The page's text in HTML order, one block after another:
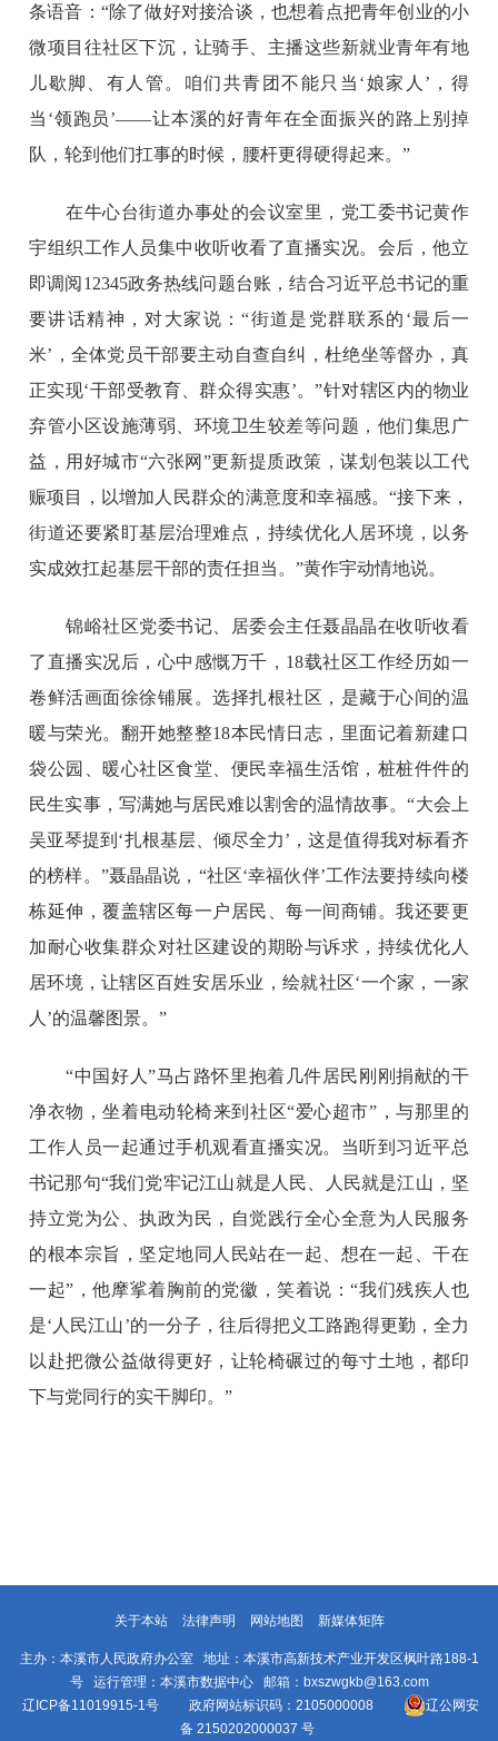
条语音：“除了做好对接洽谈，也想着点把青年创业的小
微项目往社区下沉，让骑手、主播这些新就业青年有地
儿歇脚、有人管。咱们共青团不能只当‘娘家人’，得
当‘领跑员’——让本溪的好青年在全面振兴的路上别掉
队，轮到他们扛事的时候，腰杆更得硬得起来。”
在牛心台街道办事处的会议室里，党工委书记黄作
宇组织工作人员集中收听收看了直播实况。会后，他立
即调阅12345政务热线问题台账，结合习近平总书记的重
要讲话精神，对大家说：“街道是党群联系的‘最后一
米’，全体党员干部要主动自查自纠，杜绝坐等督办，真
正实现‘干部受教育、群众得实惠’。”针对辖区内的物业
弃管小区设施薄弱、环境卫生较差等问题，他们集思广
益，用好城市“六张网”更新提质政策，谋划包装以工代
赈项目，以增加人民群众的满意度和幸福感。“接下来，
街道还要紧盯基层治理难点，持续优化人居环境，以务
实成效扛起基层干部的责任担当。”黄作宇动情地说。
锦峪社区党委书记、居委会主任聂晶晶在收听收看
了直播实况后，心中感慨万千，18载社区工作经历如一
卷鲜活画面徐徐铺展。选择扎根社区，是藏于心间的温
暖与荣光。翻开她整整18本民情日志，里面记着新建口
袋公园、暖心社区食堂、便民幸福生活馆，桩桩件件的
民生实事，写满她与居民难以割舍的温情故事。“大会上
吴亚琴提到‘扎根基层、倾尽全力’，这是值得我对标看齐
的榜样。”聂晶晶说，“社区‘幸福伙伴’工作法要持续向楼
栋延伸，覆盖辖区每一户居民、每一间商铺。我还要更
加耐心收集群众对社区建设的期盼与诉求，持续优化人
居环境，让辖区百姓安居乐业，绘就社区‘一个家，一家
人’的温馨图景。”
“中国好人”马占路怀里抱着几件居民刚刚捐献的干
净衣物，坐着电动轮椅来到社区“爱心超市”，与那里的
工作人员一起通过手机观看直播实况。当听到习近平总
书记那句“我们党牢记江山就是人民、人民就是江山，坚
持立党为公、执政为民，自觉践行全心全意为人民服务
的根本宗旨，坚定地同人民站在一起、想在一起、干在
一起”，他摩挲着胸前的党徽，笑着说：“我们残疾人也
是‘人民江山’的一分子，往后得把义工路跑得更勤，全力
以赴把微公益做得更好，让轮椅碾过的每寸土地，都印
下与党同行的实干脚印。”
关于本站 法律声明 网站地图 新媒体矩阵
主办：本溪市人民政府办公室 地址：本溪市高新技术产业开发区枫叶路188-1
号 运行管理：本溪市数据中心 邮箱：bxszwgkb@163.com
辽ICP备11019915-1号 政府网站标识码：2105000008
辽公网安
备 2150202000037 号